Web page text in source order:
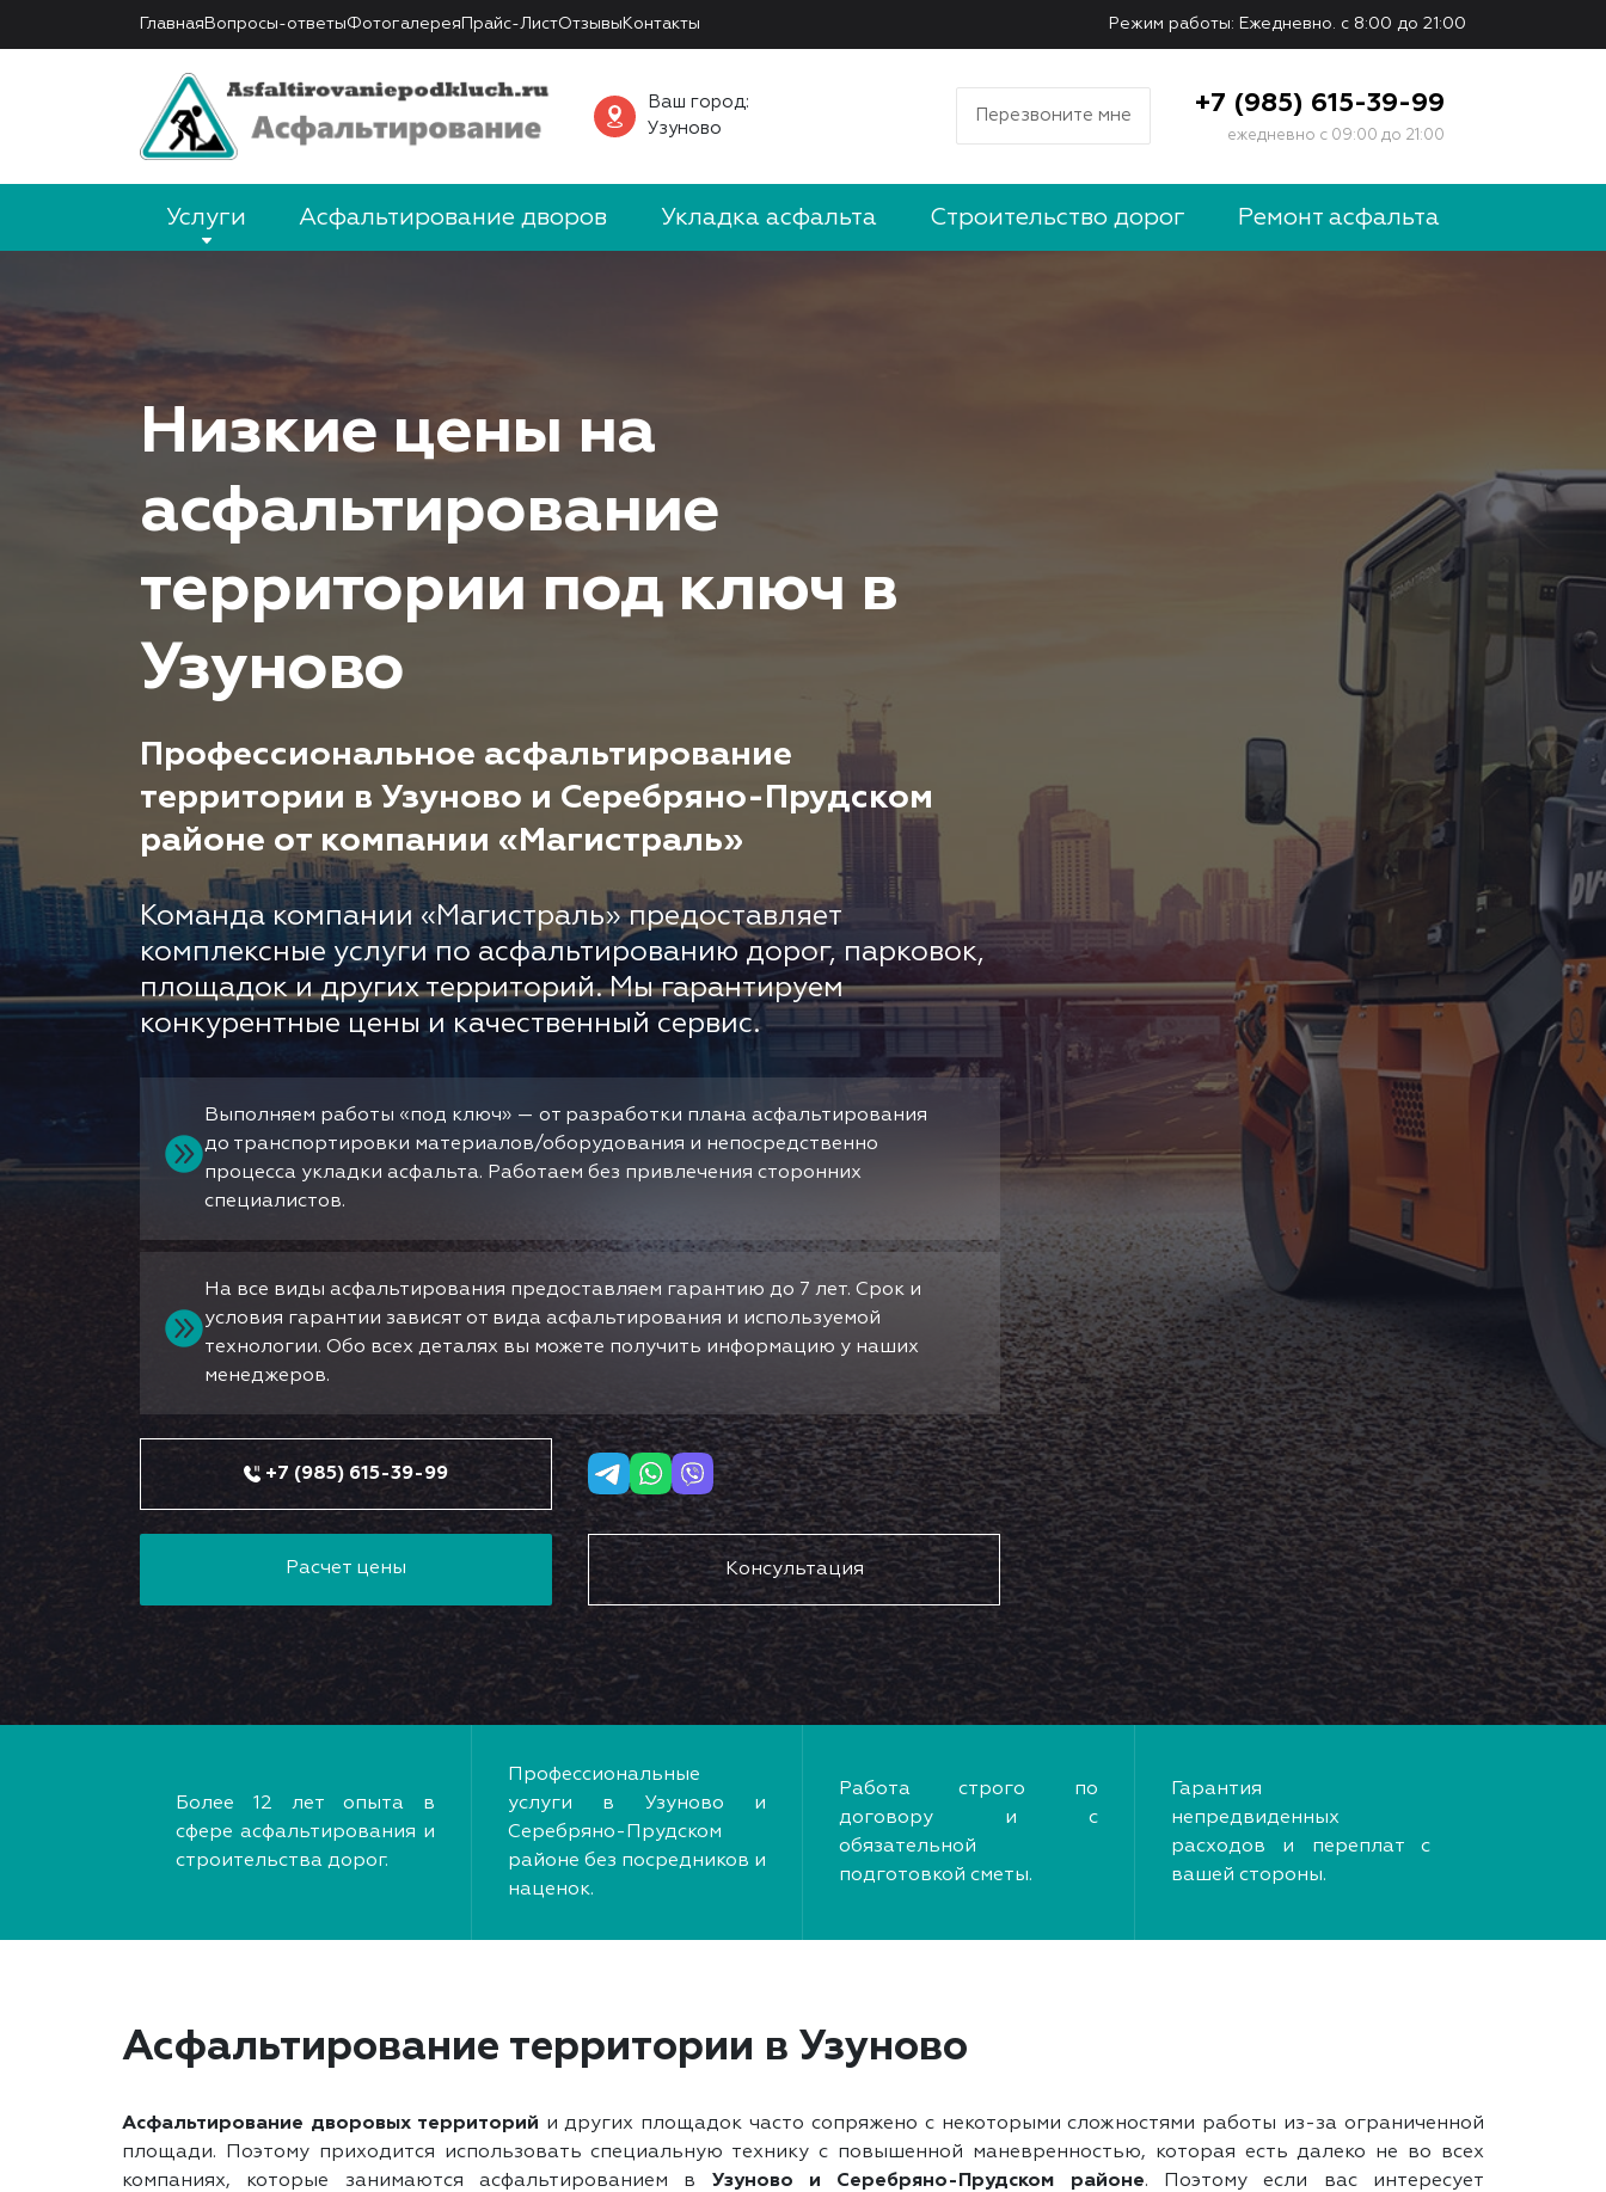
Главная Вопросы-ответыФотогалерея Прайс-ЛистОтзывы Контакты Режим работы: Ежедневно. с 8:00 до 21:00
Ваш город:
Узуново
Перезвоните мне +7 (985) 615-39-99
ежедневно с 09:00 до 21:00
Услуги Асфальтирование дворов Укладка асфальта Строительство дорог Ремонт асфальта
Низкие цены на
асфальтирование
территории под ключ в
Узуново
Профессиональное асфальтирование
территории в Узуново и Серебряно-Прудском
районе от компании «Магистраль»
Команда компании «Магистраль» предоставляет
комплексные услуги по асфальтированию дорог, парковок,
площадок и других территорий. Мы гарантируем
конкурентные цены и качественный сервис.
Выполняем работы «под ключ» — от разработки плана асфальтирования
до транспортировки материалов/оборудования и непосредственно
процесса укладки асфальта. Работаем без привлечения сторонних
специалистов.
На все виды асфальтирования предоставляем гарантию до 7 лет. Срок и
условия гарантии зависят от вида асфальтирования и используемой
технологии. Обо всех деталях вы можете получить информацию у наших
менеджеров.
+7 (985) 615-39-99
Расчет цены Консультация
Более 12 лет опыта в
сфере асфальтирования и
строительства дорог.
Профессиональные
услуги в Узуново и
Серебряно-Прудском
районе без посредников и
наценок.
Работа строго по
договору и с
обязательной
подготовкой сметы.
Гарантия
непредвиденных
расходов и переплат с
вашей стороны.
Асфальтирование территории в Узуново
Асфальтирование дворовых территорий и других площадок часто сопряжено с некоторыми сложностями работы из-за ограниченной
площади. Поэтому приходится использовать специальную технику с повышенной маневренностью, которая есть далеко не во всех
компаниях, которые занимаются асфальтированием в Узуново и Серебряно-Прудском районе. Поэтому если вас интересует